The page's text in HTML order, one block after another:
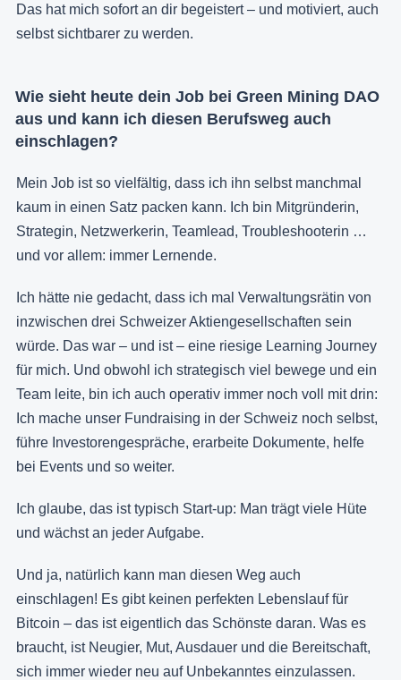
Das hat mich sofort an dir begeistert – und motiviert, auch
selbst sichtbarer zu werden.
Wie sieht heute dein Job bei Green Mining DAO
aus und kann ich diesen Berufsweg auch
einschlagen?
Mein Job ist so vielfältig, dass ich ihn selbst manchmal
kaum in einen Satz packen kann. Ich bin Mitgründerin,
Strategin, Netzwerkerin, Teamlead, Troubleshooterin …
und vor allem: immer Lernende.
Ich hätte nie gedacht, dass ich mal Verwaltungsrätin von
inzwischen drei Schweizer Aktiengesellschaften sein
würde. Das war – und ist – eine riesige Learning Journey
für mich. Und obwohl ich strategisch viel bewege und ein
Team leite, bin ich auch operativ immer noch voll mit drin:
Ich mache unser Fundraising in der Schweiz noch selbst,
führe Investorengespräche, erarbeite Dokumente, helfe
bei Events und so weiter.
Ich glaube, das ist typisch Start-up: Man trägt viele Hüte
und wächst an jeder Aufgabe.
Und ja, natürlich kann man diesen Weg auch
einschlagen! Es gibt keinen perfekten Lebenslauf für
Bitcoin – das ist eigentlich das Schönste daran. Was es
braucht, ist Neugier, Mut, Ausdauer und die Bereitschaft,
sich immer wieder neu auf Unbekanntes einzulassen.